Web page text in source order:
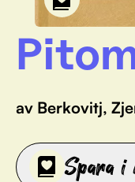
av Berkovitj,
Spara i